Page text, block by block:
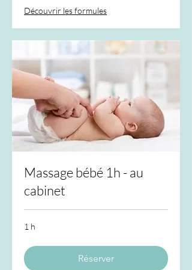
Découvrir les formules
Massage bébé 1h - au
cabinet
1 h
Réserver